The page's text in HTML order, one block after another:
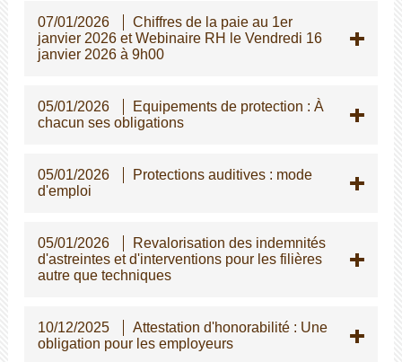
07/01/2026
Chiffres de la paie au 1er
janvier 2026 et Webinaire RH le Vendredi 16
janvier 2026 à 9h00
05/01/2026
Equipements de protection : À
chacun ses obligations
05/01/2026
Protections auditives : mode
d'emploi
05/01/2026
Revalorisation des indemnités
d'astreintes et d'interventions pour les filières
autre que techniques
10/12/2025
Attestation d'honorabilité : Une
obligation pour les employeurs